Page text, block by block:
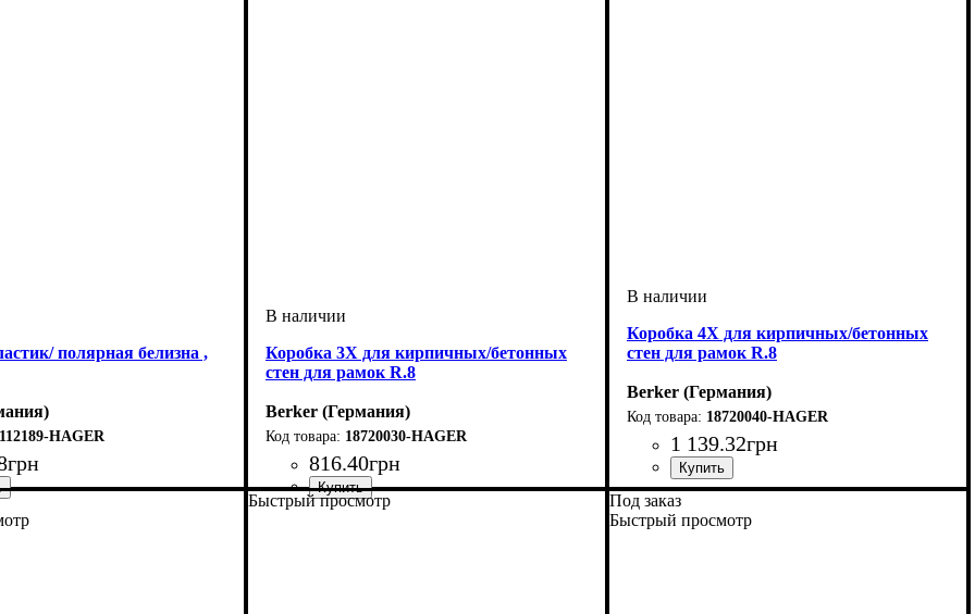
полярная белизна ,
HAGER
грн
рамок
белизна
Коробка 3Х для кирпичных/бетонных
стен для рамок R.8
Berker (Германия)
18720030-HAGER
816.40грн
Серия: R.8
Коробка 4Х для кирпичных/бетонных
стен для рамок R.8
Berker (Германия)
18720040-HAGER
1 139.32грн
Серия: R.8
Быстрый просмотр
Под заказ
Быстрый просмотр